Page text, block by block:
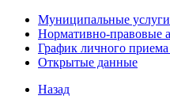
Муниципальные услуги
Нормативно-правовые
График личного
Открытые данные
Назад